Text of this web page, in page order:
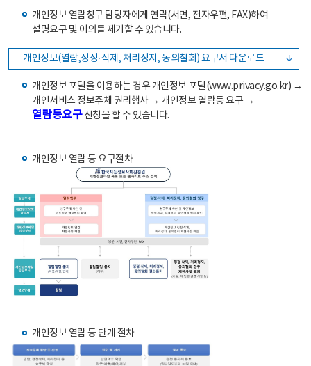
개인정보 열람청구 담당자에게 연락(서면, 전자우편, FAX)하여
설명요구 및 이의를 제기할 수 있습니다.
개인정보(열람,정정·삭제, 처리정지, 동의철회) 요구서 다운로드
개인정보 포털을 이용하는 경우 개인정보 포털(www.privacy.go.kr) →
개인서비스 정보주체 권리행사 → 개인정보 열람등 요구 →
열람등요구신청을 할 수 있습니다.
개인정보 열람 등 요구절차
개인정보 열람 등 단계 절차